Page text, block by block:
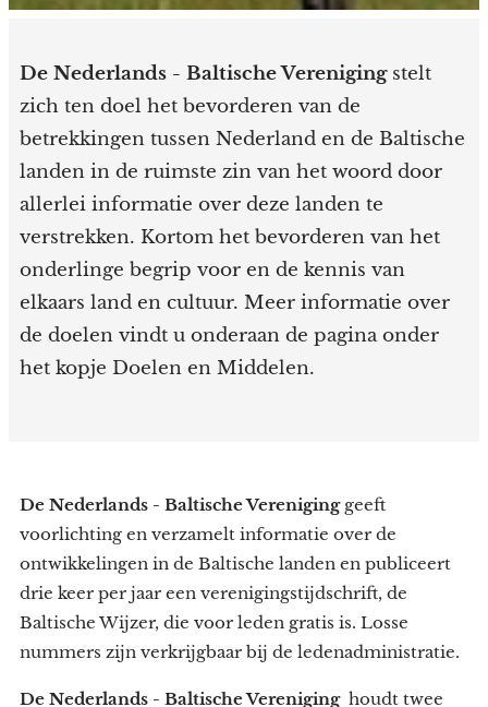
De Nederlands - Baltische Vereniging stelt
zich ten doel het bevorderen van de
betrekkingen tussen Nederland en de Baltische
landen in de ruimste zin van het woord door
allerlei informatie over deze landen te
verstrekken. Kortom het bevorderen van het
onderlinge begrip voor en de kennis van
elkaars land en cultuur. Meer informatie over
de doelen vindt u onderaan de pagina onder
het kopje Doelen en Middelen.
De Nederlands - Baltische Vereniging geeft
voorlichting en verzamelt informatie over de
ontwikkelingen in de Baltische landen en publiceert
drie keer per jaar een verenigingstijdschrift, de
Baltische Wijzer, die voor leden gratis is. Losse
nummers zijn verkrijgbaar bij de ledenadministratie.
De Nederlands - Baltische Vereniging houdt twee